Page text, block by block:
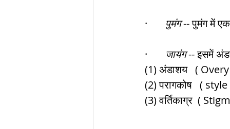
· पुमंग -- पुमंग में
· जायंग -- इसमें
(1) अंडाशय   (
(2) परागकोष   ( style
(3) वर्तिकाग्र  (